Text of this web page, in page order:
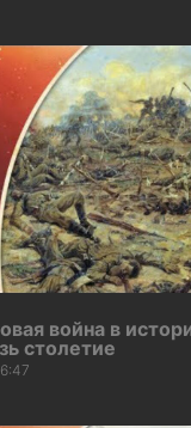
война в
столетие